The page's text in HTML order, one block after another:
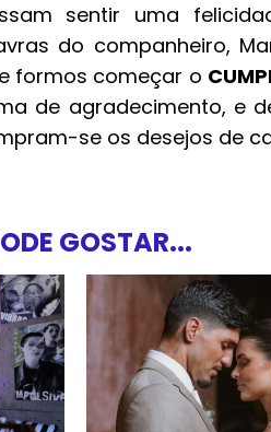
sentir uma
do companheiro,
formos começar o
de agradecimento, e
se os desejos de
GOSTAR...